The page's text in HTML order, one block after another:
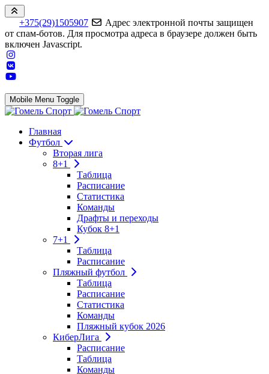
+375(29)1505907
Адрес электронной почты защищен
от спам-ботов. Для просмотра адреса в браузере должен быть
включен Javascript.
Mobile Menu Toggle
Главная
Футбол
Вторая лига
8+1
Таблица
Расписание
Статистика
Команды
Драфты и переходы
Кубок 8+1
7+1
Таблица
Расписание
Пляжный футбол
Таблица
Расписание
Статистика
Команды
Пляжный кубок 2026
КиберЛига
Расписание
Таблица
Команды